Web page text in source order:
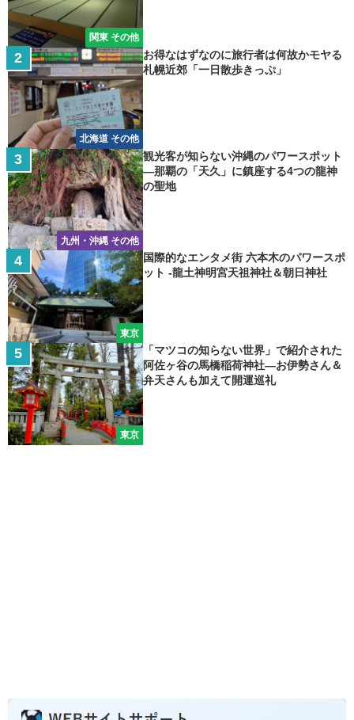
関東 その他
北海道 その他
お得なはずなのに旅行者は何故かモヤる
札幌近郊「一日散歩きっぷ」
九州・沖縄 その他
観光客が知らない沖縄のパワースポット
―那覇の「天久」に鎮座する4つの龍神
の聖地
東京
国際的なエンタメ街 六本木のパワースポ
ット -龍土神明宮天祖神社＆朝日神社
東京
「マツコの知らない世界」で紹介された
阿佐ヶ谷の馬橋稲荷神社―お伊勢さん＆
弁天さんも加えて開運巡礼